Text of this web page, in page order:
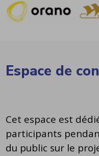
Espace de
Cet espace est
participants
du public sur le